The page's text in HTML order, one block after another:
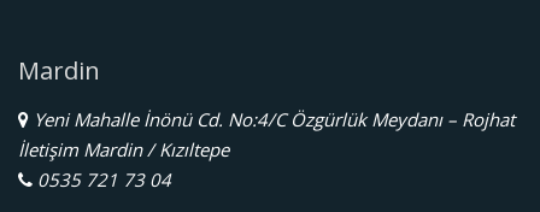
Mardin
Yeni Mahalle İnönü Cd. No:4/C Özgürlük Meydanı – Rojhat
İletişim Mardin / Kızıltepe
0535 721 73 04